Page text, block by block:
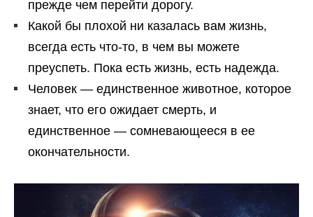
прежде чем перейти дорогу.
Какой бы плохой ни казалась вам жизнь,
всегда есть что-то, в чем вы можете
преуспеть. Пока есть жизнь, есть надежда.
Человек — единственное животное, которое
знает, что его ожидает смерть, и
единственное — сомневающееся в ее
окончательности.